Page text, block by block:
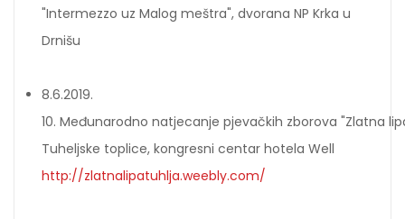
"Intermezzo uz Malog meštra", dvorana NP Krka u
Drnišu
8.6.2019.
10. Međunarodno natjecanje pjevačkih zborova "Zlatna
Tuheljske toplice, kongresni centar hotela Well
http://zlatnalipatuhlja.weebly.com/